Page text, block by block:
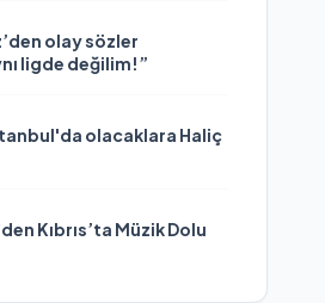
olay sözler
ligde değilim!”
olacaklara Haliç
Kıbrıs’ta Müzik Dolu